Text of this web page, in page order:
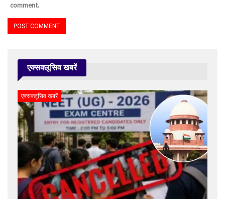
comment.
एक्सक्लूसिव खबरें
एक्सक्लूसिव खबरें